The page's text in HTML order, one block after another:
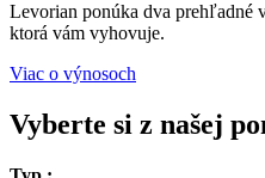
Levorian ponúka dva prehľadné
ktorá vám vyhovuje.
Viac o výnosoch
Vyberte si z našej